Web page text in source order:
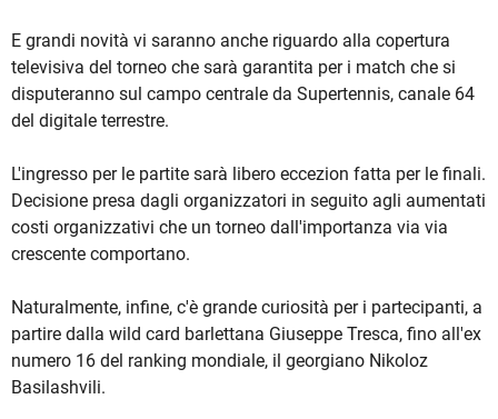
E grandi novità vi saranno anche riguardo alla copertura
televisiva del torneo che sarà garantita per i match che si
disputeranno sul campo centrale da Supertennis, canale 64
del digitale terrestre.
L'ingresso per le partite sarà libero eccezion fatta per le finali.
Decisione presa dagli organizzatori in seguito agli aumentati
costi organizzativi che un torneo dall'importanza via via
crescente comportano.
Naturalmente, infine, c'è grande curiosità per i partecipanti, a
partire dalla wild card barlettana Giuseppe Tresca, fino all'ex
numero 16 del ranking mondiale, il georgiano Nikoloz
Basilashvili.